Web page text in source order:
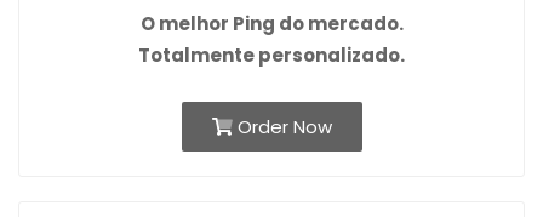
Omelhor Ping do mercado.
Totalmente personalizado.
Order Now